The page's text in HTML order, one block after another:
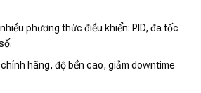
phương thức điều khiển: PID, đa tốc
hãng, độ bền cao, giảm downtime